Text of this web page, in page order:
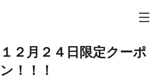
１２月２４日限定クーポ
ン！！！